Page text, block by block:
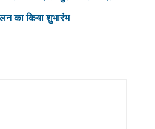
का किया शुभारंभ